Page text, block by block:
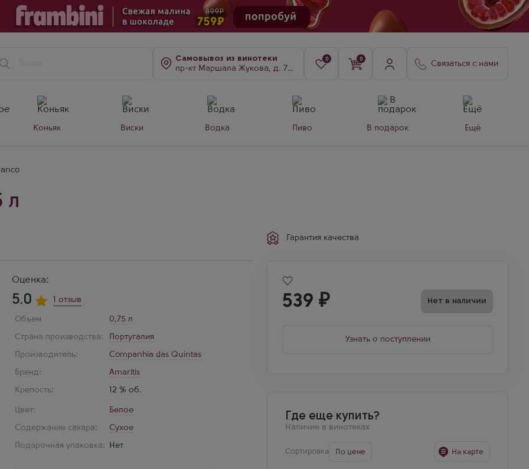
Самовывоз из винотеки
пр-кт Маршала Жукова, д. 78, к. 3
0 0
Связаться с нами
Коньяк Виски Водка Пиво В подарок Ещё
л
Гарантия качества
Оценка:
5.0 1 отзыв
Объем
0,75 л
Страна производства:
Португалия
Производитель:
Companhia das Quintas
Бренд:
Amaritis
Крепость:
12 % об.
Цвет:
Белое
Содержание сахара:
Сухое
Подарочная упаковка: Нет
539₽ Нет в наличии
Узнать о поступлении
Где еще купить?
Наличие в винотеках
Сортировка По цене На карте